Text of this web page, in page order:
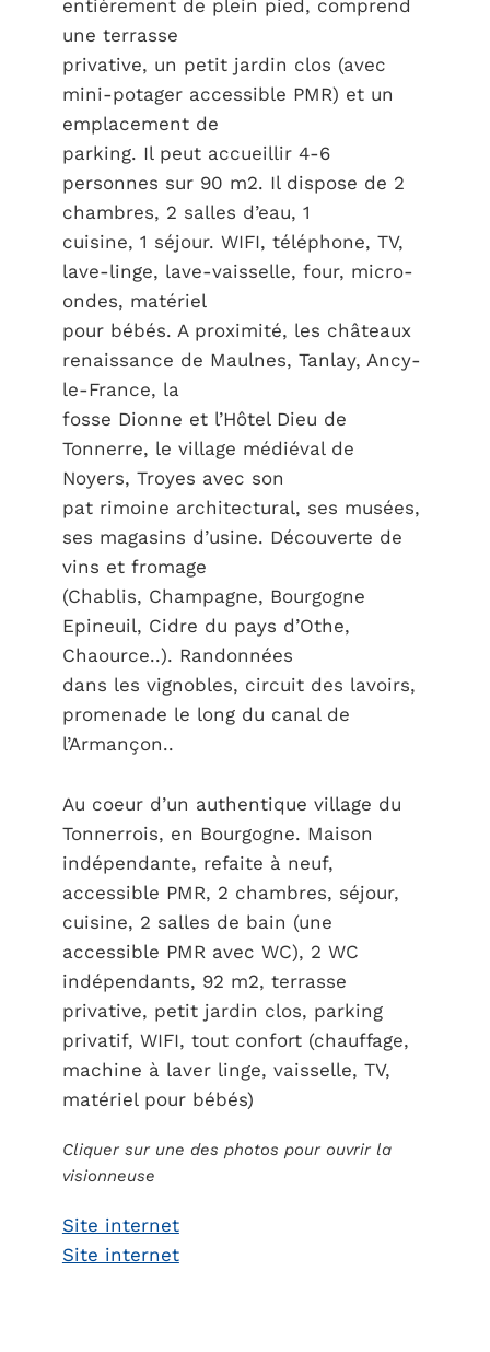
entièrement de plein pied, comprend
une terrasse
privative, un petit jardin clos (avec
mini-potager accessible PMR) et un
emplacement de
parking. Il peut accueillir 4-6
personnes sur 90 m2. Il dispose de 2
chambres, 2 salles d’eau, 1
cuisine, 1 séjour. WIFI, téléphone, TV,
lave-linge, lave-vaisselle, four, micro-
ondes, matériel
pour bébés. A proximité, les châteaux
renaissance de Maulnes, Tanlay, Ancy-
le-France, la
fosse Dionne et l’Hôtel Dieu de
Tonnerre, le village médiéval de
Noyers, Troyes avec son
pat rimoine architectural, ses musées,
ses magasins d’usine. Découverte de
vins et fromage
(Chablis, Champagne, Bourgogne
Epineuil, Cidre du pays d’Othe,
Chaource..). Randonnées
dans les vignobles, circuit des lavoirs,
promenade le long du canal de
l’Armançon..
Au coeur d’un authentique village du
Tonnerrois, en Bourgogne. Maison
indépendante, refaite à neuf,
accessible PMR, 2 chambres, séjour,
cuisine, 2 salles de bain (une
accessible PMR avec WC), 2 WC
indépendants, 92 m2, terrasse
privative, petit jardin clos, parking
privatif, WIFI, tout confort (chauffage,
machine à laver linge, vaisselle, TV,
matériel pour bébés)
Cliquer sur une des photos pour ouvrir la
visionneuse
Site internet
Site internet